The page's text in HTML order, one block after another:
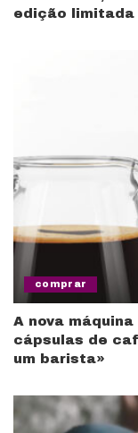
edição
comprar
A nova
cápsulas de
um barista»